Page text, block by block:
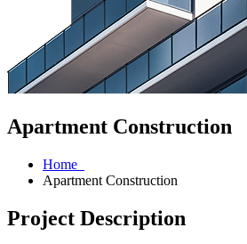
Apartment Construction
Home
Apartment Construction
Project Description